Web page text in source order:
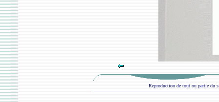
Reproduction de tout ou partie du